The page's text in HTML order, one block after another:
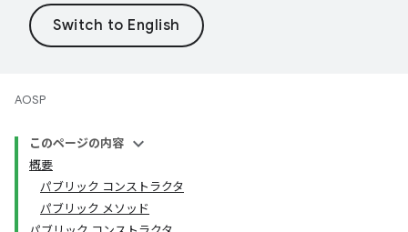
AOSP
このページの内容
概要
パブリック コンストラクタ
パブリック メソッド